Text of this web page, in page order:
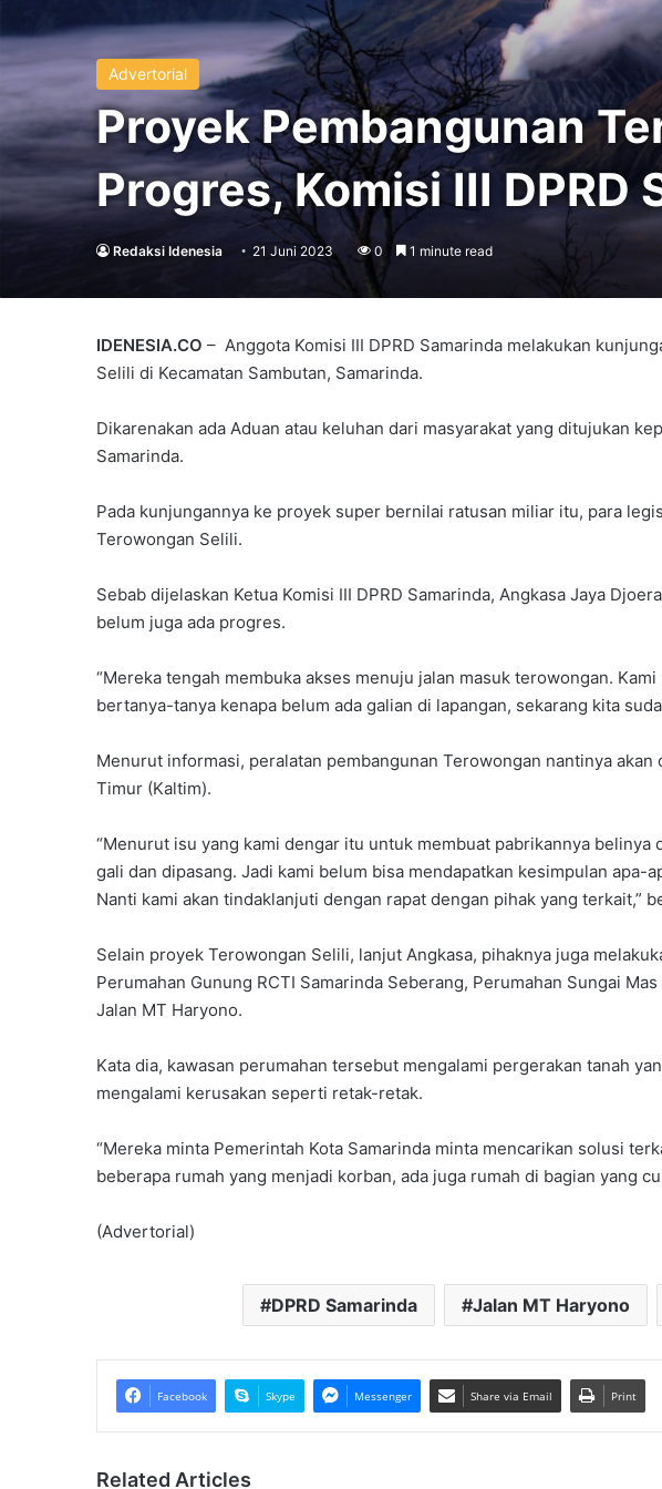
Advertorial
Proyek Pembangunan
Progres, Komisi III
Redaksi Idenesia 21 Juni 2023 0 1 minute read
IDENESIA.CO – Anggota Komisi III DPRD Samarinda melakukan
Selili di Kecamatan Sambutan, Samarinda.
Dikarenakan ada Aduan atau keluhan dari masyarakat yang ditujukan
Samarinda.
Pada kunjungannya ke proyek super bernilai ratusan miliar itu, para
Terowongan Selili.
Sebab dijelaskan Ketua Komisi III DPRD Samarinda, Angkasa Jaya
belum juga ada progres.
“Mereka tengah membuka akses menuju jalan masuk terowongan.
bertanya-tanya kenapa belum ada galian di lapangan, sekarang kita
Menurut informasi, peralatan pembangunan Terowongan nantinya akan
Timur (Kaltim).
“Menurut isu yang kami dengar itu untuk membuat pabrikannya belinya
gali dan dipasang. Jadi kami belum bisa mendapatkan kesimpulan apa-
Nanti kami akan tindaklanjuti dengan rapat dengan pihak yang terkait,”
Selain proyek Terowongan Selili, lanjut Angkasa, pihaknya juga
Perumahan Gunung RCTI Samarinda Seberang, Perumahan Sungai
Jalan MT Haryono.
Kata dia, kawasan perumahan tersebut mengalami pergerakan tanah
mengalami kerusakan seperti retak-retak.
“Mereka minta Pemerintah Kota Samarinda minta mencarikan solusi
beberapa rumah yang menjadi korban, ada juga rumah di bagian yang
(Advertorial)
DPRD Samarinda Jalan MT Haryono
Facebook Skype Messenger Share via Email Print
Related Articles